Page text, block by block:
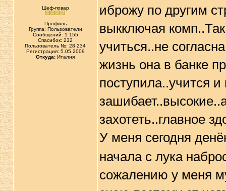
Шеф-повар
Профиль
Группа: Пользователи
Сообщений: 1 155
Спасибок: 232
Пользователь №: 28 234
Регистрация: 5.05.2009
Откуда: Италия
иброжу по другим
выкключая
учиться..не
жизнь она в банке
поступила..учится
захотеть..главное
У меня сегодня
начала с лука
сожалению у меня